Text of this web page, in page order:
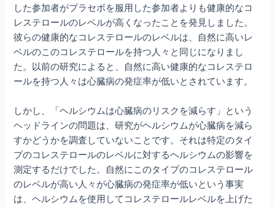
した参加者がプラセボを服用した参加者よりも健康的なコ
レステロールのレベルが高くなったことを発見しました。
彼らの健康的なコレステロールのレベルは、自然に高いレ
ベルのこのコレステロールを持つ人々と同じになりまし
た。以前の研究によると、自然に高い健康的なコレステロ
ールを持つ人々は心臓病の発症率が低いとされています。
しかし、「ヘルシウムは心臓病のリスクを減らす」という
ヘッドラインの問題は、研究がヘルシウムが心臓病を減ら
すかどうかを調査していないことです。それは特定のタイ
プのコレステロールのレベルに対するヘルシウムの影響を
測定するだけでした。自然にこのタイプのコレステロール
のレベルが高い人々が心臓病の発症率が低いという事実
は、ヘルシウムを使用してコレステロールレベルを上げた